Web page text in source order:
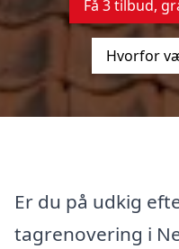
Få 3 tilbud,
Hvorfor
Er du på udkig
tagrenovering i